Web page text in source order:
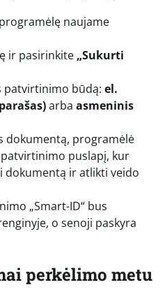
naujame
ir pasirinkite „Sukurti
patvirtinimo būdą: el.
arba asmeninis
dokumentą, programėlė
puslapį, kur
dokumentą ir atlikti veido
„Smart-ID“ bus
o senoji paskyra
perkėlimo metu